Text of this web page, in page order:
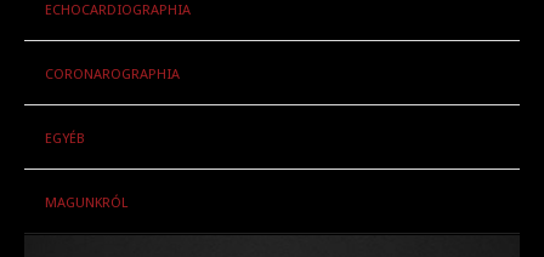
ECHOCARDIOGRAPHIA
CORONAROGRAPHIA
EGYÉB
MAGUNKRÓL